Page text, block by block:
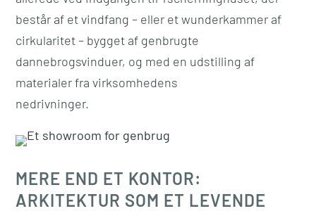
består af et vindfang – eller et wunderkammer af
cirkularitet – bygget af genbrugte
dannebrogsvinduer, og med en udstilling af
materialer fra virksomhedens
nedrivninger.
MERE END ET KONTOR:
ARKITEKTUR SOM ET LEVENDE